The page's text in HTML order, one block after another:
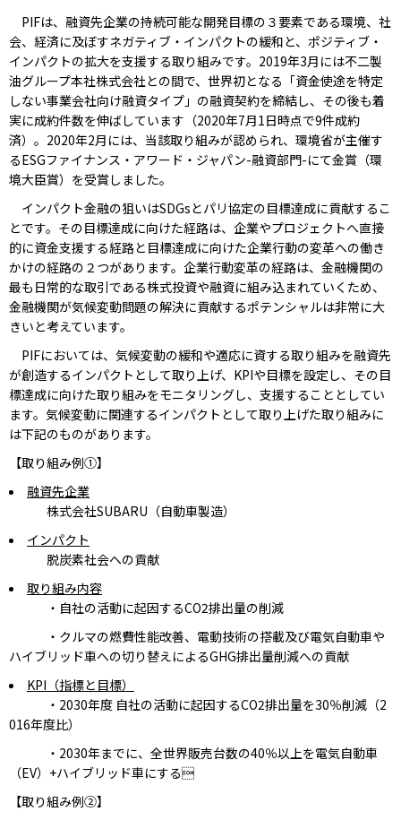
PIFは、融資先企業の持続可能な開発目標の３要素である環境、社
会、経済に及ぼすネガティブ・インパクトの緩和と、ポジティブ・
インパクトの拡大を支援する取り組みです。2019年3月には不二製
油グループ本社株式会社との間で、世界初となる「資金使途を特定
しない事業会社向け融資タイプ」の融資契約を締結し、その後も着
実に成約件数を伸ばしています（2020年7月1日時点で9件成約
済）。2020年2月には、当該取り組みが認められ、環境省が主催す
るESGファイナンス・アワード・ジャパン-融資部門-にて金賞（環
境大臣賞）を受賞しました。
インパクト金融の狙いはSDGsとパリ協定の目標達成に貢献するこ
とです。その目標達成に向けた経路は、企業やプロジェクトへ直接
的に資金支援する経路と目標達成に向けた企業行動の変革への働き
かけの経路の２つがあります。企業行動変革の経路は、金融機関の
最も日常的な取引である株式投資や融資に組み込まれていくため、
金融機関が気候変動問題の解決に貢献するポテンシャルは非常に大
きいと考えています。
PIFにおいては、気候変動の緩和や適応に資する取り組みを融資先
が創造するインパクトとして取り上げ、KPIや目標を設定し、その目
標達成に向けた取り組みをモニタリングし、支援することとしてい
ます。気候変動に関連するインパクトとして取り上げた取り組みに
は下記のものがあります。
【取り組み例①】
融資先企業
株式会社SUBARU（自動車製造）
インパクト
脱炭素社会への貢献
取り組み内容
・自社の活動に起因するCO2排出量の削減
・クルマの燃費性能改善、電動技術の搭載及び電気自動車や
ハイブリッド車への切り替えによるGHG排出量削減への貢献
KPI（指標と目標）
・2030年度 自社の活動に起因するCO2排出量を30％削減（2
016年度比）
・2030年までに、全世界販売台数の40％以上を電気自動車
（EV）+ハイブリッド車にする
【取り組み例②】